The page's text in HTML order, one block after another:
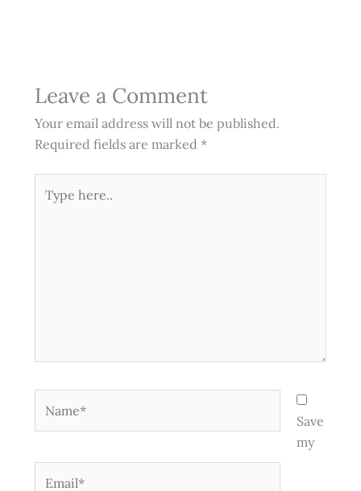
Leave a Comment
Your email address will not be published.
Required fields are marked *
here..
Save
my